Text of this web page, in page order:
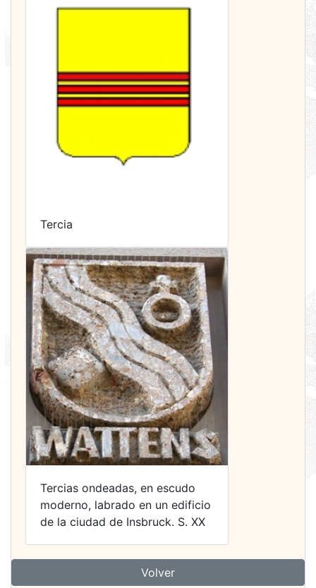
Tercia
Tercias ondeadas, en escudo
moderno, labrado en un edificio
de la ciudad de Insbruck. S. XX
Volver